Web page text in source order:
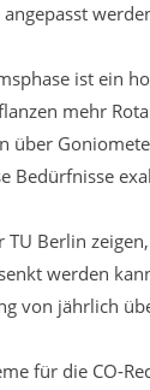
ist ein
mehr
über
Bedürfnisse
Berlin
werden
von jährlich
für die CO-